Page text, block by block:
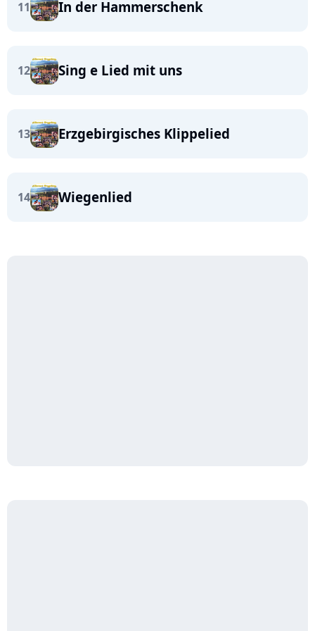
11 In der Hammerschenk
12 Sing e Lied mit uns
13 Erzgebirgisches Klippelied
14 Wiegenlied